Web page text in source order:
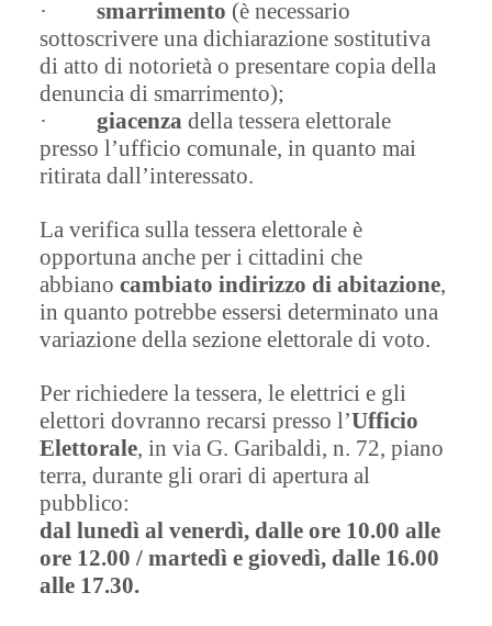
· smarrimento (è necessario
sottoscrivere una dichiarazione sostitutiva
di atto di notorietà o presentare copia della
denuncia di smarrimento);
· giacenza della tessera elettorale
presso l’ufficio comunale, in quanto mai
ritirata dall’interessato.
La verifica sulla tessera elettorale è
opportuna anche per i cittadini che
abbiano cambiato indirizzo di abitazione,
in quanto potrebbe essersi determinato una
variazione della sezione elettorale di voto.
Per richiedere la tessera, le elettrici e gli
elettori dovranno recarsi presso l’Ufficio
Elettorale, in via G. Garibaldi, n. 72, piano
terra, durante gli orari di apertura al
pubblico:
dal lunedì al venerdì, dalle ore 10.00 alle
ore 12.00 / martedì e giovedì, dalle 16.00
alle 17.30.